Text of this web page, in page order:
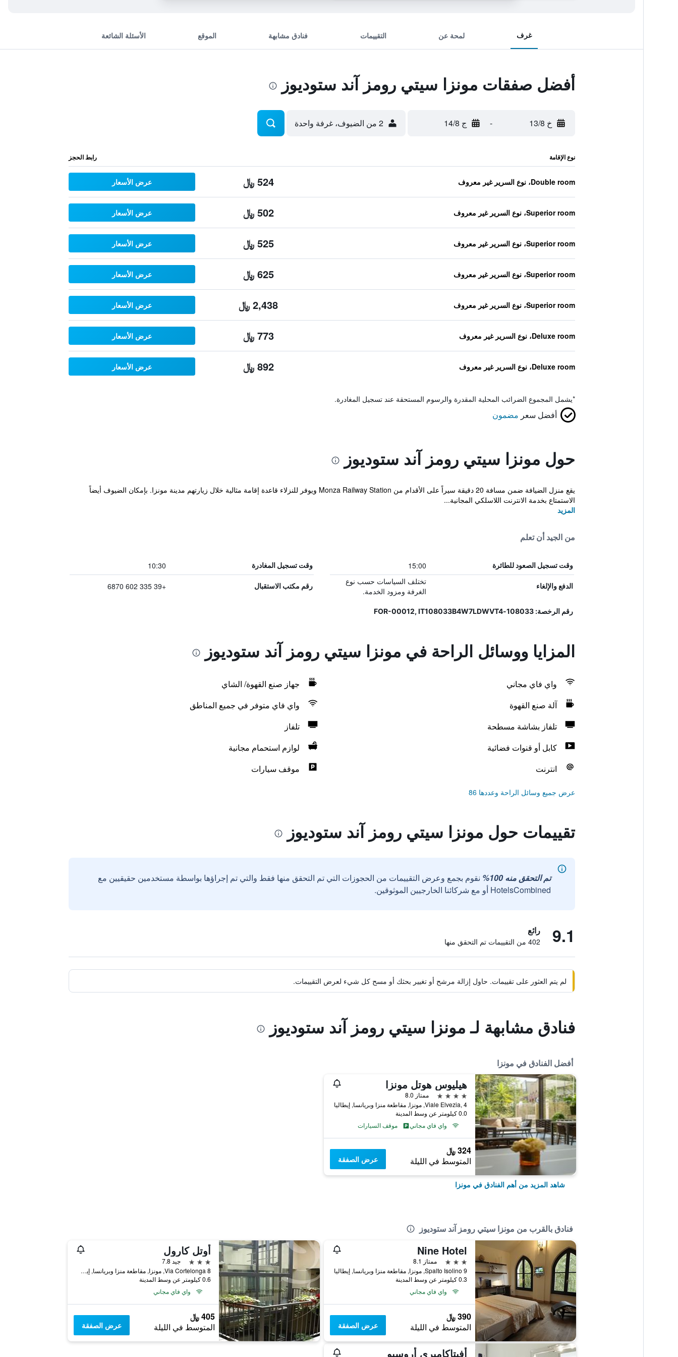
غرف لمحة عن التقييمات فنادق مشابهة الموقع الأسئلة الشائعة
أفضل صفقات مونزا سيتي رومز آند ستوديوز
خ 13/8 - ج 14/8 2 من الضيوف، غرفة واحدة
نوع الإقامة رابط الحجز
Double room، نوع السرير غير معروف 524 ﷼ عرض الأسعار
Superior room، نوع السرير غير معروف 502 ﷼ عرض الأسعار
Superior room، نوع السرير غير معروف 525 ﷼ عرض الأسعار
Superior room، نوع السرير غير معروف 625 ﷼ عرض الأسعار
Superior room، نوع السرير غير معروف 2,438 ﷼ عرض الأسعار
Deluxe room، نوع السرير غير معروف 773 ﷼ عرض الأسعار
Deluxe room، نوع السرير غير معروف 892 ﷼ عرض الأسعار
*يشمل المجموع الضرائب المحلية المقدرة والرسوم المستحقة عند تسجيل المغادرة.
أفضل سعر مضمون
حول مونزا سيتي رومز آند ستوديوز
يقع منزل الضيافة ضمن مسافة 20 دقيقة سيراً على الأقدام من Monza Railway Station ويوفر للنزلاء قاعدة إقامة مثالية خلال زيارتهم مدينة مونزا. بإمكان الضيوف أيضاً
الاستمتاع بخدمة الانترنت اللاسلكي المجانية...
المزيد
من الجيد أن تعلم
وقت تسجيل الصعود للطائرة 15:00 وقت تسجيل المغادرة 10:30
الدفع والإلغاء
تختلف السياسات حسب نوع
الغرفة ومزود الخدمة.
رقم مكتب الاستقبال +39 335 602 6870
رقم الرخصة: 108033-FOR-00012, IT108033B4W7LDWVT4
المزايا ووسائل الراحة في مونزا سيتي رومز آند ستوديوز
واي فاي مجاني
جهاز صنع القهوة/ الشاي
آلة صنع القهوة
واي فاي متوفر في جميع المناطق
تلفاز بشاشة مسطحة
تلفاز
كابل أو قنوات فضائية
لوازم استحمام مجانية
انترنت
موقف سيارات
عرض جميع وسائل الراحة وعددها 86
تقييمات حول مونزا سيتي رومز آند ستوديوز
تم التحقق منه 100%
نقوم بجمع وعرض التقييمات من الحجوزات التي تم التحقق منها فقط والتي تم إجراؤها بواسطة مستخدمين حقيقيين مع
HotelsCombined أو مع شركائنا الخارجيين الموثوقين.
9.1 رائع
402 من التقييمات تم التحقق منها
لم يتم العثور على تقييمات. حاول إزالة مرشح أو تغيير بحثك أو مسح كل شيء لعرض التقييمات.
فنادق مشابهة لـ مونزا سيتي رومز آند ستوديوز
أفضل الفنادق في مونزا
هيليوس هوتل مونزا
4 نجوم
ممتاز 8.0
Viale Elvezia, 4, مونزا, مقاطعة منزا وبريانسا, إيطاليا
0.0 كيلومتر عن وسط المدينة
واي فاي مجاني
موقف السيارات
324 ﷼
المتوسط في الليلة عرض الصفقة
شاهد المزيد من أهم الفنادق في مونزا
فنادق بالقرب من مونزا سيتي رومز آند ستوديوز
Nine Hotel
3 نجوم
ممتاز 8.1
Spalto Isolino 9, مونزا, مقاطعة منزا وبريانسا, إيطاليا
0.3 كيلومتر عن وسط المدينة
واي فاي مجاني
390 ﷼
المتوسط في الليلة عرض الصفقة
أوتل كارول
3 نجوم
جيد 7.8
8 Via Cortelonga, مونزا, مقاطعة منزا وبريانسا, إيطاليا
0.6 كيلومتر عن وسط المدينة
واي فاي مجاني
405 ﷼
المتوسط في الليلة عرض الصفقة
أفيتاكاميري أروسيو